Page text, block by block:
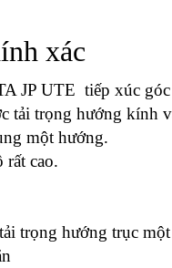
xác
JP UTE tiếp xúc
tải trọng hướng kính
một hướng.
rất cao.
trọng hướng trục